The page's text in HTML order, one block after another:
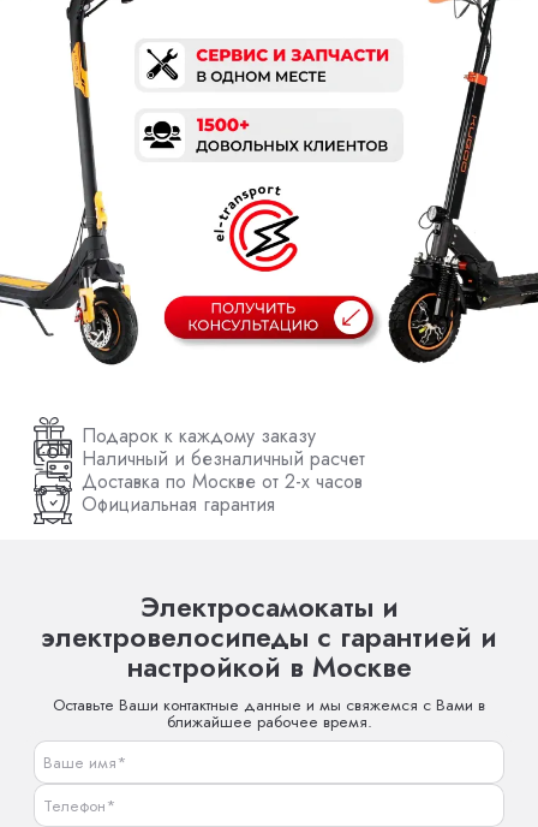
Подарок к каждому заказу
Наличный и безналичный расчет
Доставка по Москве от 2-х часов
Официальная гарантия
Электросамокаты и
электровелосипеды с гарантией и
настройкой в Москве
Оставьте Ваши контактные данные и мы свяжемся с Вами в
ближайшее рабочее время.